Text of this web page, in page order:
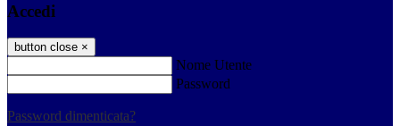
Accedi
button close ×
Nome Utente
Password
Password dimenticata?